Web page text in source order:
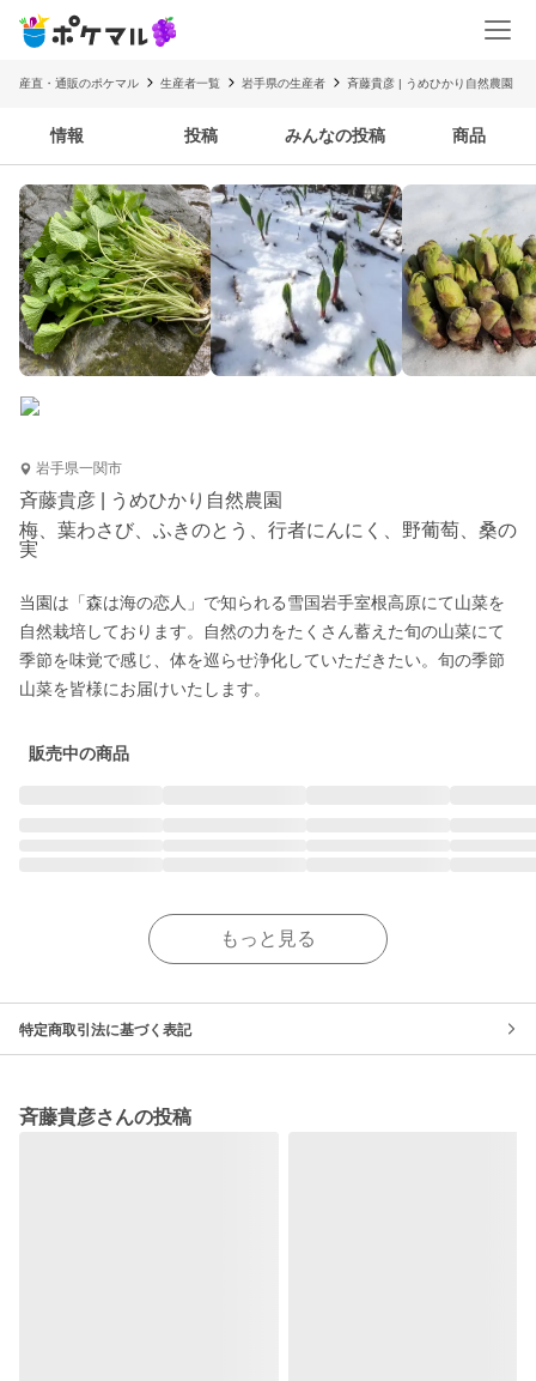
産直・通販のポケマル 生産者一覧 岩手県の生産者 斉藤貴彦 | うめひかり自然農園
情報 投稿 みんなの投稿 商品
岩手県一関市
斉藤貴彦 | うめひかり自然農園
梅、葉わさび、ふきのとう、行者にんにく、野葡萄、桑の
実
当園は「森は海の恋人」で知られる雪国岩手室根高原にて山菜を
自然栽培しております。自然の力をたくさん蓄えた旬の山菜にて
季節を味覚で感じ、体を巡らせ浄化していただきたい。旬の季節
山菜を皆様にお届けいたします。
販売中の商品
もっと見る
特定商取引法に基づく表記
斉藤貴彦さんの投稿